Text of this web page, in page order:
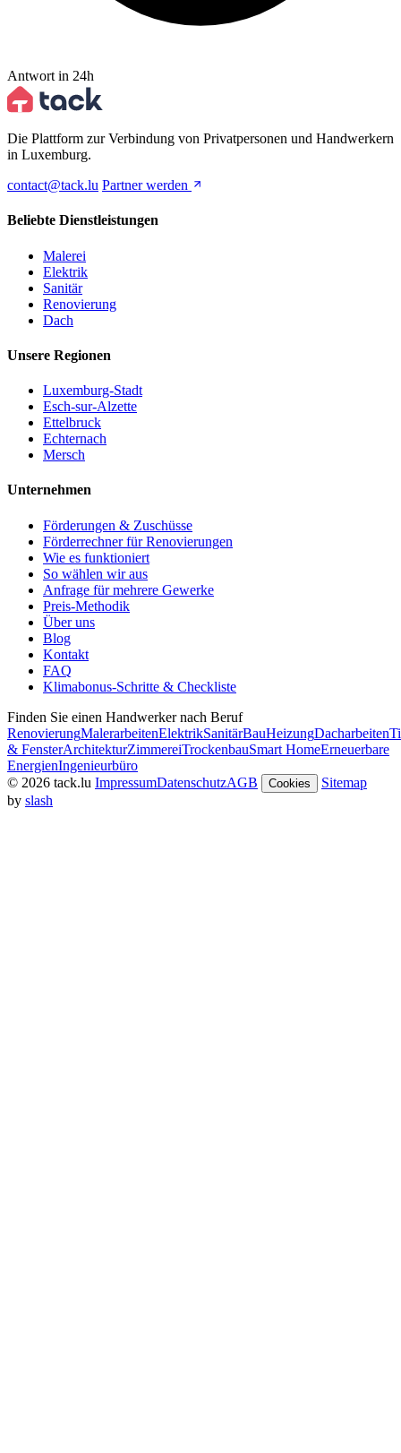
Antwort in 24h
Die Plattform zur Verbindung von Privatpersonen und Handwerkern
in Luxemburg.
contact@tack.lu Partner werden
Beliebte Dienstleistungen
Malerei
Elektrik
Sanitär
Renovierung
Dach
Unsere Regionen
Luxemburg-Stadt
Esch-sur-Alzette
Ettelbruck
Echternach
Mersch
Unternehmen
Förderungen & Zuschüsse
Förderrechner für Renovierungen
Wie es funktioniert
So wählen wir aus
Anfrage für mehrere Gewerke
Preis-Methodik
Über uns
Blog
Kontakt
FAQ
Klimabonus-Schritte & Checkliste
Finden Sie einen Handwerker nach Beruf
RenovierungMalerarbeitenElektrikSanitärBauHeizungDacharbeiten
& FensterArchitekturZimmereiTrockenbauSmart HomeErneuerbare
EnergienIngenieurbüro
© 2026 tack.lu ImpressumDatenschutzAGB Cookies
Sitemap
by slash